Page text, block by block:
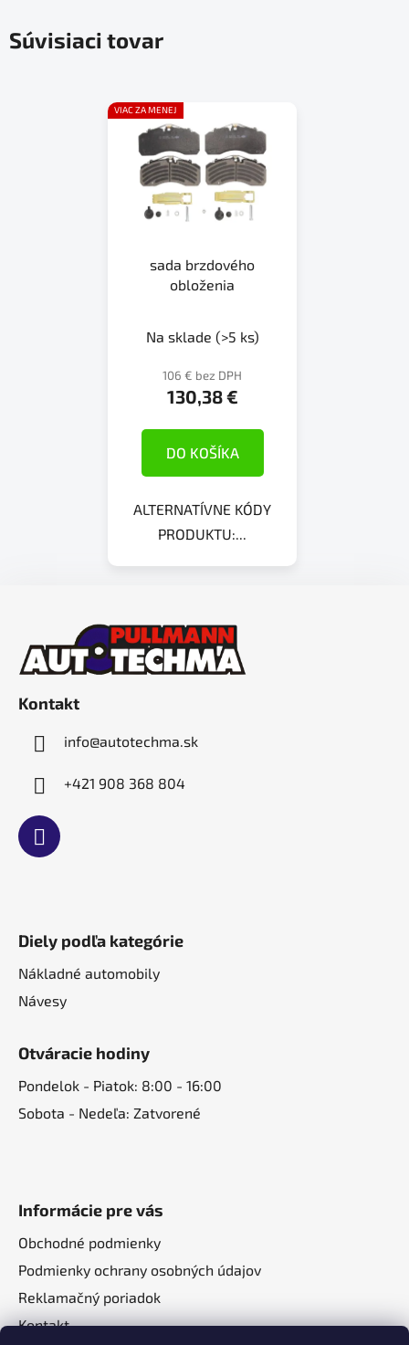
Súvisiaci tovar
VIAC ZA MENEJ
sada brzdového
obloženia
Na sklade (>5 ks)
106 € bez DPH
130,38 €
DO KOŠÍKA
ALTERNATÍVNE KÓDY
PRODUKTU:...
Kontakt
info@autotechma.sk
+421 908 368 804
Diely podľa kategórie
Nákladné automobily
Návesy
Otváracie hodiny
Pondelok - Piatok: 8:00 - 16:00
Sobota - Nedeľa: Zatvorené
Informácie pre vás
Obchodné podmienky
Podmienky ochrany osobných údajov
Reklamačný poriadok
Kontakt